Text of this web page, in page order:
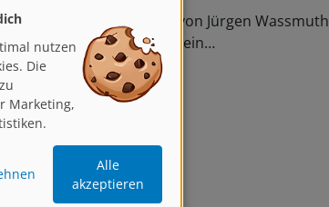
zeigt: Mit diesem Buch von Jürgen Wassmuth
auf die Frage, wann ein…
Die
akzeptieren